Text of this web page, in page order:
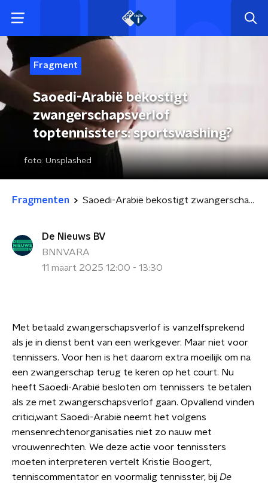
Fragment
Saoedi-Arabië bekostigt
zwangerschapsverlof
toptennissters: sportswashing?
foto: Unsplashed
Fragmenten Saoedi-Arabië bekostigt zwangerschapsverlof toptennissters: sportswashing?
De Nieuws BV
BNNVARA
11 maart 2025 12:00 - 13:30
Met betaald zwangerschapsverlof is vanzelfsprekend
als je in dienst bent van een werkgever. Maar niet voor
tennissers. Voor hen is het daarom extra moeilijk om na
een zwangerschap terug te keren op het court. Nu
heeft Saoedi-Arabië besloten om tennissers te betalen
als ze met zwangerschapsverlof gaan. Opvallend vinden
critici,want Saoedi-Arabië neemt het volgens
mensenrechtenorganisaties niet zo nauw met
vrouwenrechten. We deze actie voor tennissters
moeten interpreteren vertelt Kristie Boogert,
tenniscommentator en voormalig tennisster, bij De